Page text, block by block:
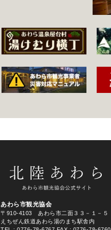
あわら市観光協会
〒910-4103 あわら市二面３３－１－５
えちぜん鉄道あわら湯のまち駅舎内